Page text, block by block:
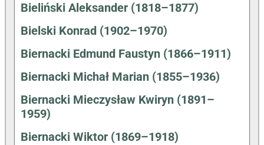
Bieliński Aleksander (1818–1877)
Bielski Konrad (1902–1970)
Biernacki Edmund Faustyn (1866–1911)
Biernacki Michał Marian (1855–1936)
Biernacki Mieczysław Kwiryn (1891–
1959)
Biernacki Wiktor (1869–1918)